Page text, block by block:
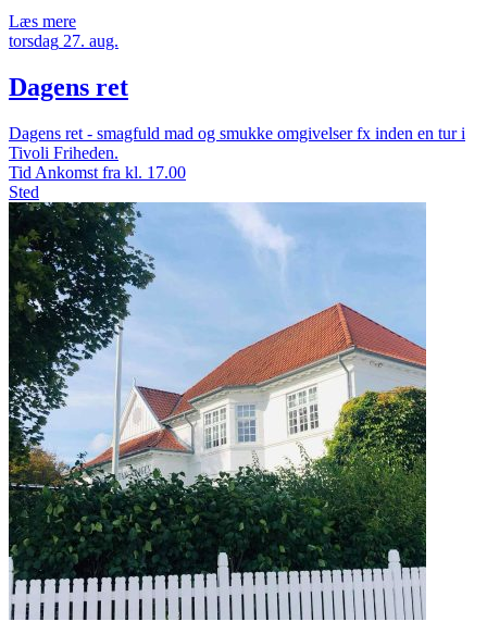
Læs mere
torsdag 27. aug.
Dagens ret
Dagens ret - smagfuld mad og smukke omgivelser fx inden en tur i
Tivoli Friheden.
Tid Ankomst fra kl. 17.00
Sted